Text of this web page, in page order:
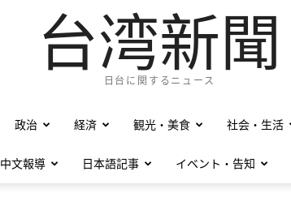
台湾新聞
日台に関するニュース
政治 経済 観光・美食 社会・生活
中文報導 日本語記事 イベント・告知